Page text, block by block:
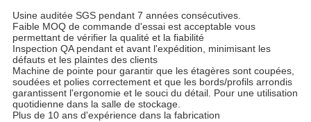
Usine auditée SGS pendant 7 années consécutives.
Faible MOQ de commande d'essai est acceptable vous
permettant de vérifier la qualité et la fiabilité
Inspection QA pendant et avant l'expédition, minimisant les
défauts et les plaintes des clients
Machine de pointe pour garantir que les étagères sont coupées,
soudées et polies correctement et que les bords/profils arrondis
garantissent l'ergonomie et le souci du détail. Pour une utilisation
quotidienne dans la salle de stockage.
Plus de 10 ans d'expérience dans la fabrication